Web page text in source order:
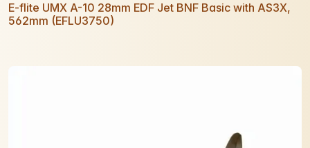
E-flite UMX A-10 28mm EDF Jet BNF Basic with AS3X,
562mm (EFLU3750)